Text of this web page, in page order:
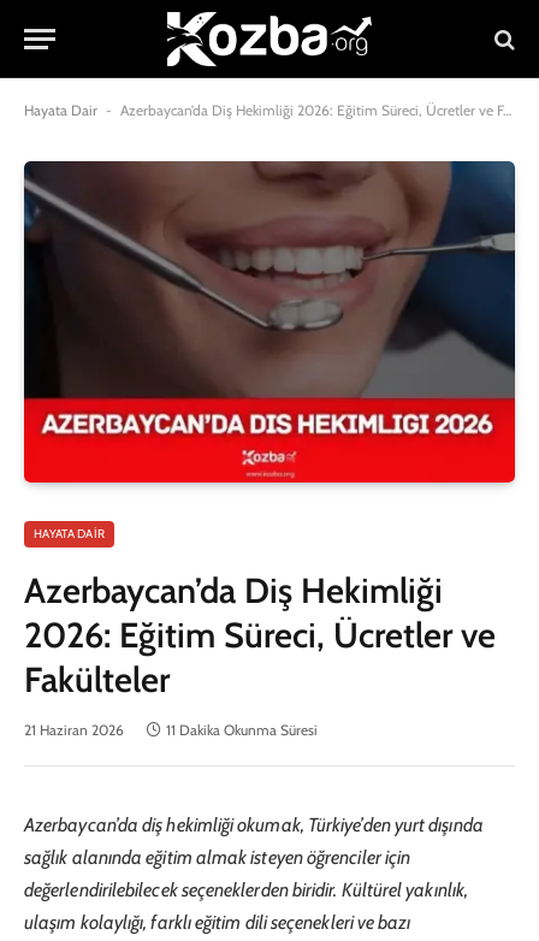
Hayata Dair - Azerbaycan’da Diş Hekimliği 2026: Eğitim Süreci, Ücretler ve Fakülteler
HAYATA DAIR
Azerbaycan’da Diş Hekimliği
2026: Eğitim Süreci, Ücretler ve
Fakülteler
21 Haziran 2026 11 Dakika Okunma Süresi
Azerbaycan’da diş hekimliği okumak, Türkiye’den yurt dışında
sağlık alanında eğitim almak isteyen öğrenciler için
değerlendirilebilecek seçeneklerden biridir. Kültürel yakınlık,
ulaşım kolaylığı, farklı eğitim dili seçenekleri ve bazı